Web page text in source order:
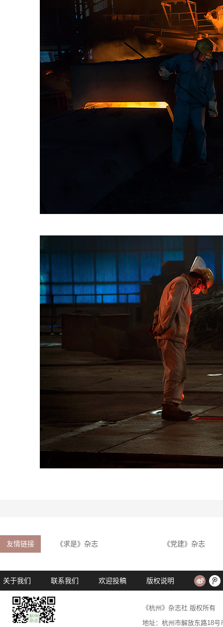
友情链接 《求是》杂志 《党建》杂志
关于我们 联系我们 欢迎投稿 版权说明
《杭州》杂志社 版权所有
地址：杭州市解放东路18